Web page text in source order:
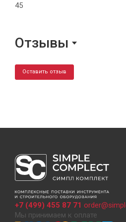
45
Отзывы
Оставить отзыв
+7 (499) 455 87 71
Мы принимаем к оплате